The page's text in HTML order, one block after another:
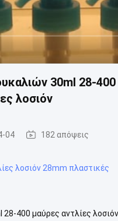
30ml 28-
λοσιόν
04 182 απόψεις
λοσιόν 28mm πλαστικές
400 μαύρες αντλίες